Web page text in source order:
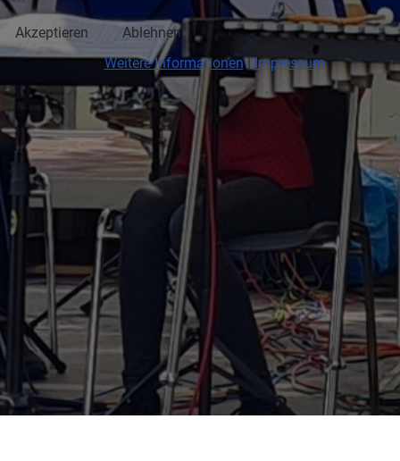
Akzeptieren
Ablehnen
Weitere Informationen|Impressum